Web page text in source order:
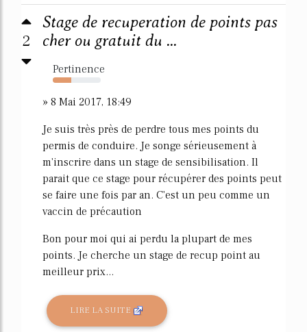
2
Stage de recuperation de points pas
cher ou gratuit du ...
Pertinence
38%
» 8 Mai 2017, 18:49
Je suis très près de perdre tous mes points du
permis de conduire. Je songe sérieusement à
m'inscrire dans un stage de sensibilisation. Il
parait que ce stage pour récupérer des points peut
se faire une fois par an. C'est un peu comme un
vaccin de précaution
Bon pour moi qui ai perdu la plupart de mes
points. Je cherche un stage de recup point au
meilleur prix...
LIRE LA SUITE